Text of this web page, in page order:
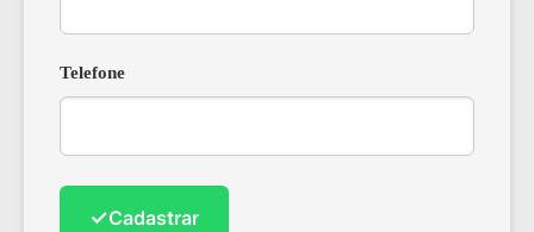
Telefone
✓Cadastrar